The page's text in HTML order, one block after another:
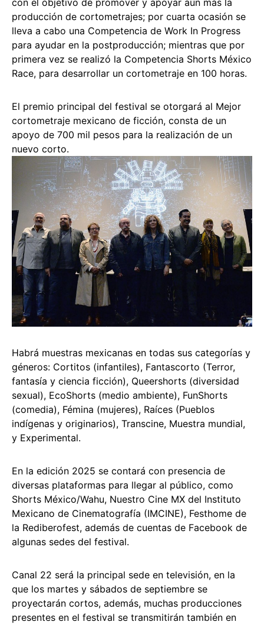
con el objetivo de promover y apoyar aún más la
producción de cortometrajes; por cuarta ocasión se
lleva a cabo una Competencia de Work In Progress
para ayudar en la postproducción; mientras que por
primera vez se realizó la Competencia Shorts México
Race, para desarrollar un cortometraje en 100 horas.
El premio principal del festival se otorgará al Mejor
cortometraje mexicano de ficción, consta de un
apoyo de 700 mil pesos para la realización de un
nuevo corto.
Habrá muestras mexicanas en todas sus categorías y
géneros: Cortitos (infantiles), Fantascorto (Terror,
fantasía y ciencia ficción), Queershorts (diversidad
sexual), EcoShorts (medio ambiente), FunShorts
(comedia), Fémina (mujeres), Raíces (Pueblos
indígenas y originarios), Transcine, Muestra mundial,
y Experimental.
En la edición 2025 se contará con presencia de
diversas plataformas para llegar al público, como
Shorts México/Wahu, Nuestro Cine MX del Instituto
Mexicano de Cinematografía (IMCINE), Festhome de
la Rediberofest, además de cuentas de Facebook de
algunas sedes del festival.
Canal 22 será la principal sede en televisión, en la
que los martes y sábados de septiembre se
proyectarán cortos, además, muchas producciones
presentes en el festival se transmitirán también en